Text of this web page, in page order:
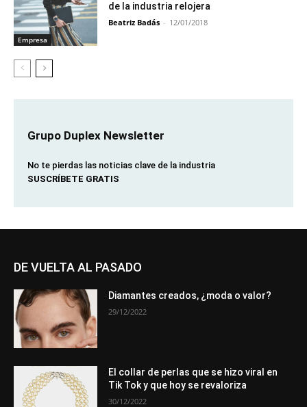
Empresa
de la industria relojera
Beatriz Badás - 12/01/2018
Grupo Duplex Newsletter
No te pierdas las noticias clave de la industria
SUSCRÍBETE GRATIS
DE VUELTA AL PASADO
Diamantes creados, ¿moda o valor?
29/12/2022
El collar de perlas que se hizo viral en
Tik Tok y que hoy se revaloriza
30/12/2022